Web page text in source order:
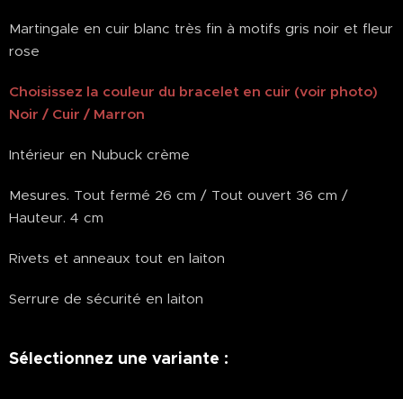
Martingale en cuir blanc très fin à motifs gris noir et fleur
rose
Choisissez la couleur du bracelet en cuir (voir photo)
Noir / Cuir / Marron
Intérieur en Nubuck crème
Mesures. Tout fermé 26 cm / Tout ouvert 36 cm /
Hauteur. 4 cm
Rivets et anneaux tout en laiton
Serrure de sécurité en laiton
Sélectionnez une variante :